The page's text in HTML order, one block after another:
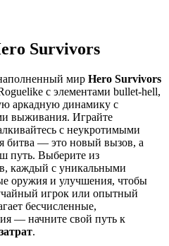
Survivors
мир Hero Survivors
с элементами bullet-hell,
аркадную динамику с
выживания. Играйте
с неукротимыми
битва — это новый вызов, а
путь. Выберите из
каждый с уникальными
оружия и улучшения, чтобы
игрок или опытный
бесчисленные,
— начните свой путь к
.